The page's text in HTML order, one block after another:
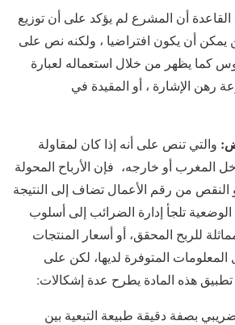
أن المشرع لم يؤكد على أن توزيع
يمكن أن يكون افتراضيا ، ولكنه نص على
كما يظهر من خلال استعماله لعبارة
رهن الإشارة ، أو المقيدة في
والتي تنص على أنه إذا كان لمقاولة
المغرب أو خارجه، فإن الأرباح المحولة
من رقم الأعمال تضاف إلى النتيجة
الوضعية تلجأ إدارة الضرائب إلى أسلوب
للربح المحقق، أو أسعار المنتجات
المتوفرة لديها، لكن على
هذه المادة يطرح عدة إشكالات:
بصفة دقيقة طبيعة التبعية بين